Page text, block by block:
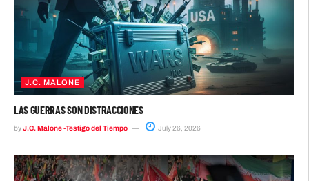
J.C. MALONE
LAS GUERRAS SON DISTRACCIONES
byJ.C. Malone -Testigo del Tiempo July 26, 2026